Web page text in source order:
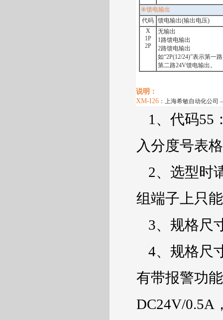
⑧馈电输出
代码 馈电输出(输出电压)
X
1P
2P
无输出
1路馈电输出
2路馈电输出
如“2P(12/24)”表示第一路
第二路24V馈电输出。
说明：
XM-I26 ：上海希敏自动化公司
1 、代码55
入分度号表
2、选型时
组端子上只
3、规格尺
4、规格尺
有带报警功
DC24V/0.5A